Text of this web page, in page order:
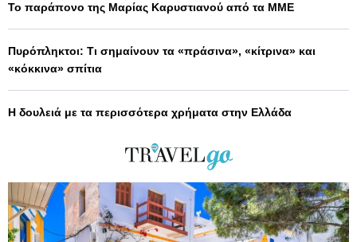
Το παράπονο της Μαρίας Καρυστιανού από τα ΜΜΕ
Πυρόπληκτοι: Τι σημαίνουν τα «πράσινα», «κίτρινα» και
«κόκκινα» σπίτια
Η δουλειά με τα περισσότερα χρήματα στην Ελλάδα